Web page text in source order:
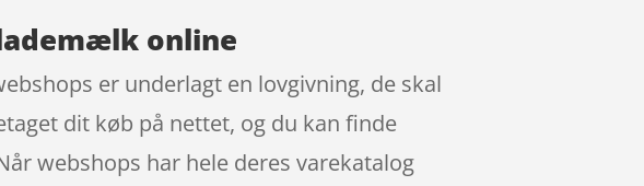
online
er underlagt en lovgivning, de skal
dit køb på nettet, og du kan finde
webshops har hele deres varekatalog